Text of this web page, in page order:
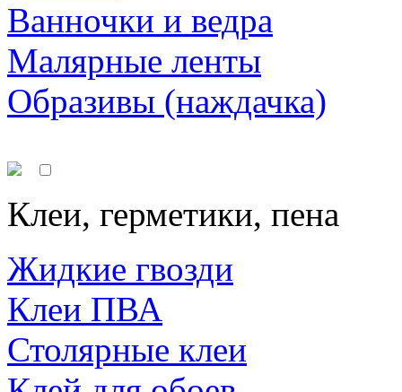
Ванночки и ведра
Малярные ленты
Образивы (наждачка)
Клеи, герметики, пена
Жидкие гвозди
Клеи ПВА
Столярные клеи